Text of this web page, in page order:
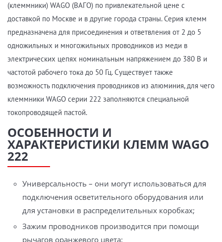
(клеммники) WAGO (ВАГО) по привлекательной цене с
доставкой по Москве и в другие города страны. Серия клемм
предназначена для присоединения и ответвления от 2 до 5
одножильных и многожильных проводников из меди в
электрических цепях номинальным напряжением до 380 В и
частотой рабочего тока до 50 Гц. Существует также
возможность подключения проводников из алюминия, для чего
клеммники WAGO серии 222 заполняются специальной
токопроводящей пастой.
ОСОБЕННОСТИ И
ХАРАКТЕРИСТИКИ КЛЕММ WAGO
222
Универсальность – они могут использоваться для
подключения осветительного оборудования или
для установки в распределительных коробках;
Зажим проводников производится при помощи
рычагов оранжевого цвета;